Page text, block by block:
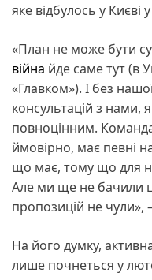
яке відбулось у Києві
«План не може бути
війна йде саме тут (в
«Главком»). І без
консультацій з
повноцінним.
ймовірно, має певні
що має, тому що для
Але ми ще не бачили
пропозицій не чули»,
На його думку,
лише почнеться у